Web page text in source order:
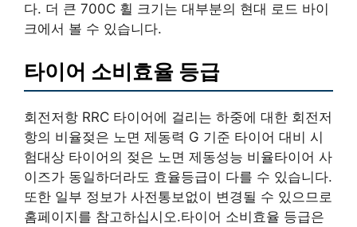
다. 더 큰 700C 휠 크기는 대부분의 현대 로드 바이
크에서 볼 수 있습니다.
타이어 소비효율 등급
회전저항 RRC 타이어에 걸리는 하중에 대한 회전저
항의 비율젖은 노면 제동력 G 기준 타이어 대비 시
험대상 타이어의 젖은 노면 제동성능 비율타이어 사
이즈가 동일하더라도 효율등급이 다를 수 있습니다.
또한 일부 정보가 사전통보없이 변경될 수 있으므로
홈페이지를 참고하십시오.타이어 소비효율 등급은